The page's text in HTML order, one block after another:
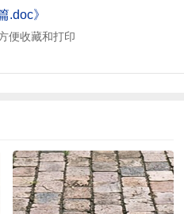
.doc》
便收藏和打印